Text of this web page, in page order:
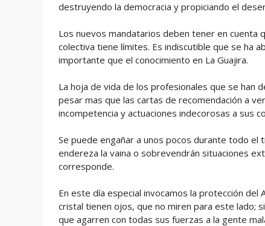
destruyendo la democracia y propiciando el
Los nuevos mandatarios deben tener en cuenta
colectiva tiene límites. Es indiscutible que se ha
importante que el conocimiento en La Guajira.
La hoja de vida de los profesionales que se han
pesar mas que las cartas de recomendación a
incompetencia y actuaciones indecorosas a sus
Se puede engañar a unos pocos durante todo
endereza la vaina o sobrevendrán situaciones
corresponde.
En este día especial invocamos la protección
cristal tienen ojos, que no miren para este lado;
que agarren con todas sus fuerzas a la gente